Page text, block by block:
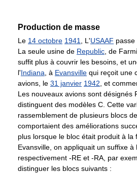
Production de masse
Le 14 octobre 1941 , L'USAAF passe
La seule usine de Republic , de
suffit plus à couvrir les besoins, et
l'Indiana , à Evansville qui reçoit une
avions, le 31 janvier 1942 , et
Les nouveaux avions sont désignés
distinguent des modèles C. Cette
rassemblement de plusieurs blocs
comportaient des améliorations
plus lorsque le bloc était produit à la
Evansville, on appliquait un suffixe à
respectivement -RE et -RA, par
distinguer les blocs suivants :